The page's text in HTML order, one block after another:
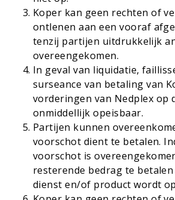
Koper kan geen rechten of
ontlenen aan een vooraf
tenzij partijen uitdrukkelijk
overeengekomen.
In geval van liquidatie,
surseance van betaling van
vorderingen van Nedplex op
onmiddellijk opeisbaar.
Partijen kunnen
voorschot dient te betalen.
voorschot is
resterende bedrag te
dienst en/of product wordt